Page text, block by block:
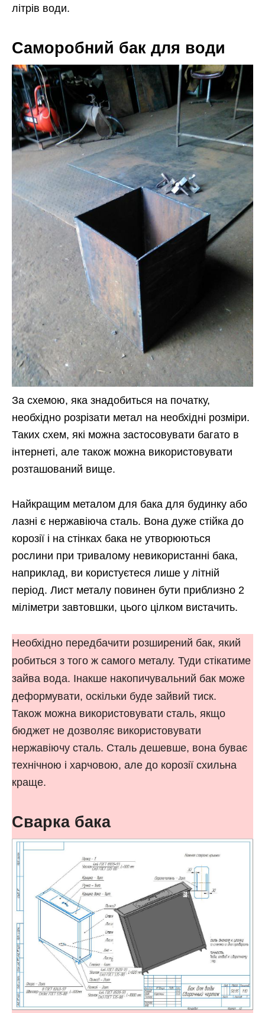
літрів води.
Саморобний бак для води
За схемою, яка знадобиться на початку,
необхідно розрізати метал на необхідні розміри.
Таких схем, які можна застосовувати багато в
інтернеті, але також можна використовувати
розташований вище.
Найкращим металом для бака для будинку або
лазні є нержавіюча сталь. Вона дуже стійка до
корозії і на стінках бака не утворюються
рослини при тривалому невикористанні бака,
наприклад, ви користуєтеся лише у літній
період. Лист металу повинен бути приблизно 2
міліметри завтовшки, цього цілком вистачить.
Необхідно передбачити розширений бак, який
робиться з того ж самого металу. Туди стікатиме
зайва вода. Інакше накопичувальний бак може
деформувати, оскільки буде зайвий тиск.
Також можна використовувати сталь, якщо
бюджет не дозволяє використовувати
нержавіючу сталь. Сталь дешевше, вона буває
технічною і харчовою, але до корозії схильна
краще.
Сварка бака